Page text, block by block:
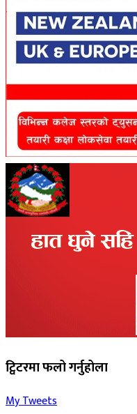
ट्विटरमा फलो गर्नुहोला
My Tweets